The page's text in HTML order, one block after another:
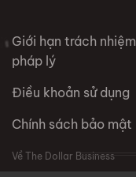
Giới hạn trách nhiệm
pháp lý
Điều khoản sử dụng
Chính sách bảo mật
Về The Dollar Business